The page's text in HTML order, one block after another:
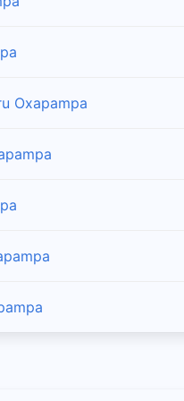
DHL Peru en Pozuzo
DHL Peru en Villa Rica
Oxapampa